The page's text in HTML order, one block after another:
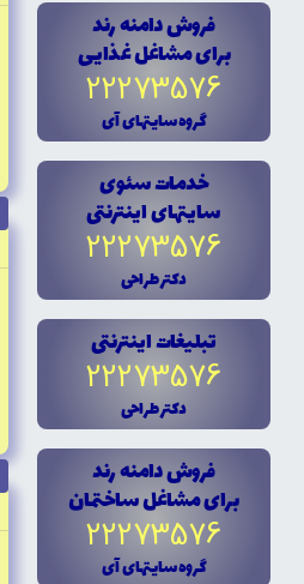
فروش دامنه رند
براى مشاغل غذايى
22273576
گروه سايتهاى آى
خدمات سئوى
سايتهاى اينترنتى
22273576
دکتر طراحى
تبليغات اينترنتى
22273576
دکتر طراحى
فروش دامنه رند
براى مشاغل ساختمان
22273576
گروه سايتهاى آى